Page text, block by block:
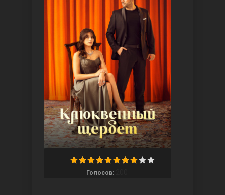
Ветреный холм
Голосов: